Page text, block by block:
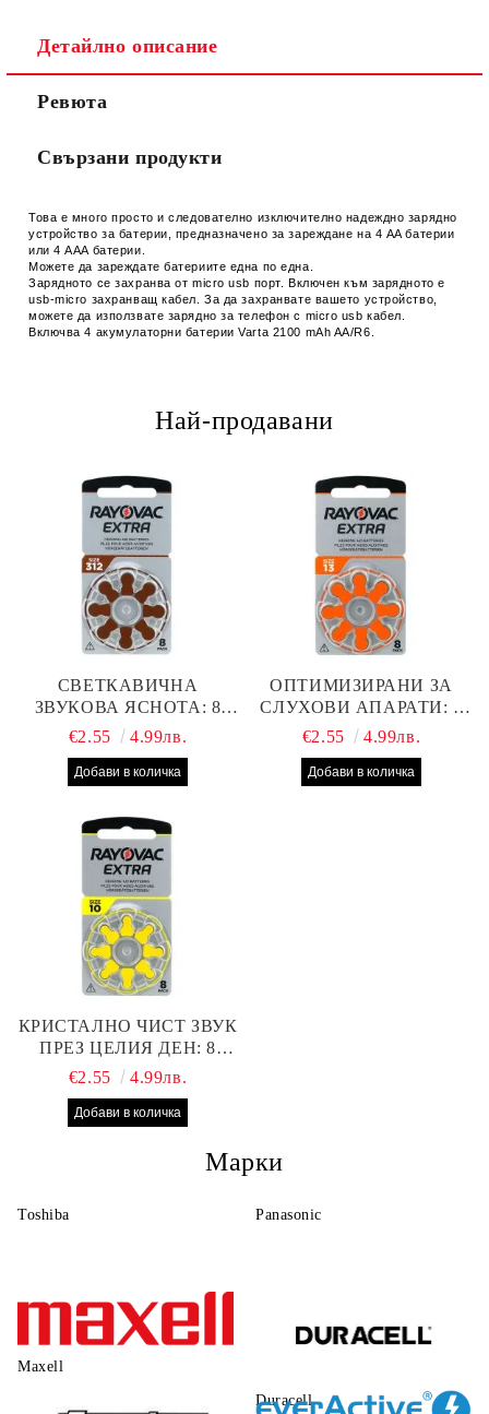
Детайлно описание
Ревюта
Свързани продукти
Това е много просто и следователно изключително надеждно зарядно
устройство за батерии, предназначено за зареждане на 4 AA батерии
или 4 AAA батерии.
Можете да зареждате батериите една по една.
Зарядното се захранва от micro usb порт. Включен към зарядното е
usb-micro захранващ кабел.За да захранвате вашето устройство,
можете да използвате зарядно за телефон с micro usb кабел.
Включва 4 акумулаторни батерии Varta 2100 mAh AA/R6.
Най-продавани
СВЕТКАВИЧНА
ЗВУКОВА ЯСНОТА: 8
БРОЯ RAYOVAC EXTRA
СЛУХОВ АПАРАТ С
€2.55 4.99лв.
ОПТИМИЗИРАНИ ЗА
СЛУХОВИ АПАРАТИ: 8
БРОЯ RAYOVAC EXTRA
ПРОИЗВОДИТЕЛНОСТ
€2.55 4.99лв.
КРИСТАЛНО ЧИСТ ЗВУК
ПРЕЗ ЦЕЛИЯ ДЕН: 8
БРОЯ RAYOVAC EXTRA
АПАРАТ
€2.55 4.99лв.
Марки
Toshiba Panasonic
Maxell
Duracell